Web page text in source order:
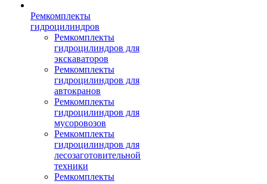
Ремкомплекты
гидроцилиндров
Ремкомплекты
гидроцилиндров для
экскаваторов
Ремкомплекты
гидроцилиндров для
автокранов
Ремкомплекты
гидроцилиндров для
мусоровозов
Ремкомплекты
гидроцилиндров для
лесозаготовительной
техники
Ремкомплекты